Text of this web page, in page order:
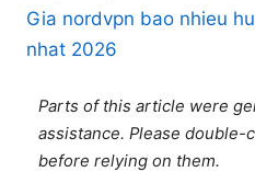
Gia nordvpn bao nhieu
nhat 2026
Parts of this article were
assistance. Please
before relying on them.